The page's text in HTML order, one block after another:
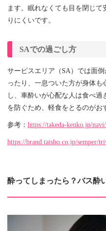
ます。眠れなくても目を閉じ
りにくいです。
SAでの過ごし方
サービスエリア（SA）では面
ったり、一息ついた方が身体
し、車酔いが心配な人は食べ
を防ぐため、軽食をとるのがお
参考： https://takeda-kenko.jp/
https://brand.taisho.co.jp/semper/
酔ってしまったら？バス酔